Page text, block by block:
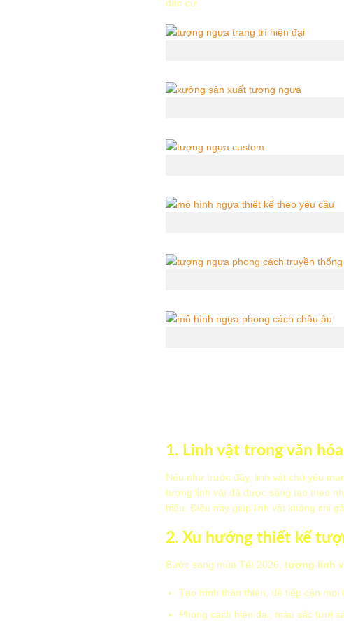
dân cư.
1. Linh vật trong văn
Nếu như trước đây, linh vật chủ yếu
tượng linh vật đã được sáng tạo theo
hiệu. Điều này giúp linh vật không chỉ
2. Xu hướng thiết kế
Bước sang mùa Tết 2026, tượng linh
Tạo hình thân thiện, dễ tiếp cận mọi
Phong cách hiện đại, màu sắc tươi